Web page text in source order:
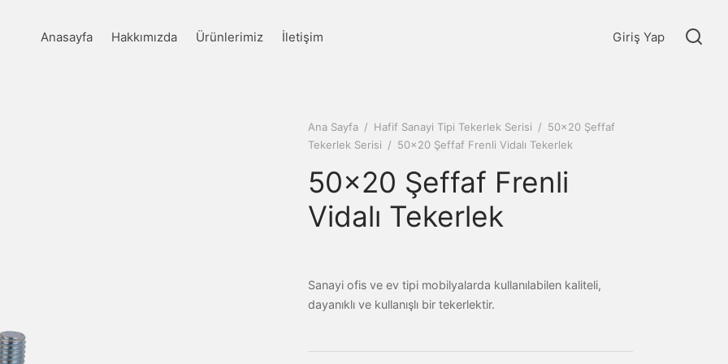
Anasayfa Hakkımızda Ürünlerimiz İletişim Giriş Yap
Ana Sayfa / Hafif Sanayi Tipi Tekerlek Serisi / 50x20 Şeffaf
Tekerlek Serisi / 50×20 Şeffaf Frenli Vidalı Tekerlek
50×20 Şeffaf Frenli
Vidalı Tekerlek
Sanayi ofis ve ev tipi mobilyalarda kullanılabilen kaliteli,
dayanıklı ve kullanışlı bir tekerlektir.